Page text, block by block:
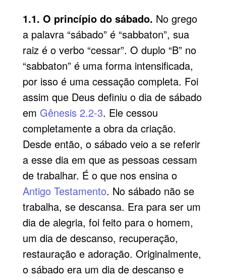
1.1. O princípio do sábado. No grego
a palavra “sábado” é “sabbaton”, sua
raiz é o verbo “cessar”. O duplo “B” no
“sabbaton” é uma forma intensificada,
por isso é uma cessação completa. Foi
assim que Deus definiu o dia de sábado
em Gênesis 2.2-3. Ele cessou
completamente a obra da criação.
Desde então, o sábado veio a se referir
a esse dia em que as pessoas cessam
de trabalhar. É o que nos ensina o
Antigo Testamento. No sábado não se
trabalha, se descansa. Era para ser um
dia de alegria, foi feito para o homem,
um dia de descanso, recuperação,
restauração e adoração. Originalmente,
o sábado era um dia de descanso e